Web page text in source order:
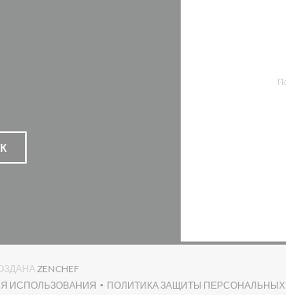
ZENCHEF
ИСПОЛЬЗОВАНИЯ
((ОТКРЫВАЕТСЯ В НОВОМ ОКНЕ))
ПОЛИТИКА ЗАЩИТЫ